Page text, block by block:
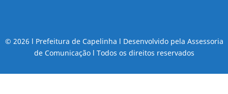
© 2026 l Prefeitura de Capelinha l Desenvolvido pela Assessoria
de Comunicação l Todos os direitos reservados